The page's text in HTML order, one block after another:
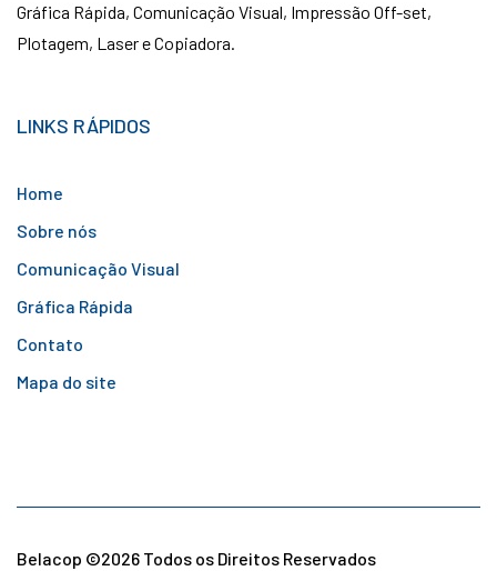
Gráfica Rápida, Comunicação Visual, Impressão Off-set,
Plotagem, Laser e Copiadora.
LINKS RÁPIDOS
Home
Sobre nós
Comunicação Visual
Gráfica Rápida
Contato
Mapa do site
Belacop ©2026 Todos os Direitos Reservados